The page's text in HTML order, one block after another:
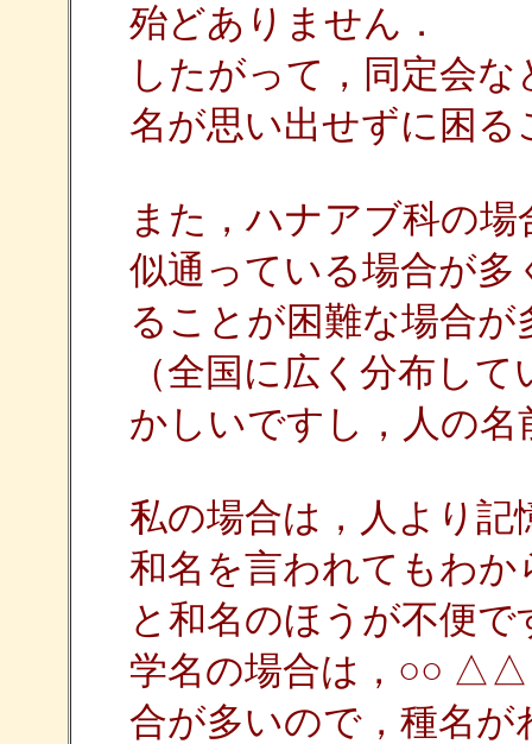
殆どありません．
したがって，同定会
名が思い出せずに困
また，ハナアブ科の
似通っている場合が多
ることが困難な場合
（全国に広く分布し
かしいですし，人の
私の場合は，人より記
和名を言われてもわ
と和名のほうが不便で
学名の場合は，○○ △△
合が多いので，種名